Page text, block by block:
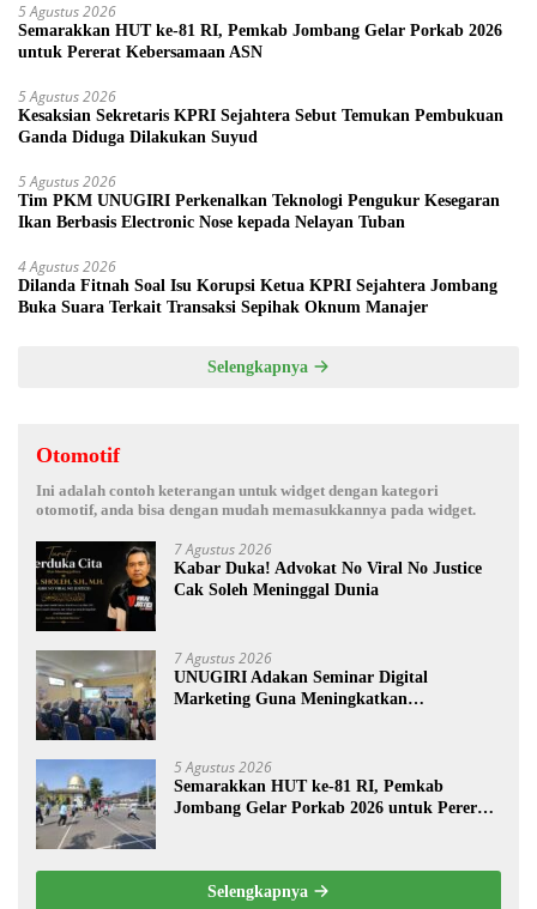
5 Agustus 2026
Semarakkan HUT ke-81 RI, Pemkab Jombang Gelar Porkab 2026
untuk Pererat Kebersamaan ASN
5 Agustus 2026
Kesaksian Sekretaris KPRI Sejahtera Sebut Temukan Pembukuan
Ganda Diduga Dilakukan Suyud
5 Agustus 2026
Tim PKM UNUGIRI Perkenalkan Teknologi Pengukur Kesegaran
Ikan Berbasis Electronic Nose kepada Nelayan Tuban
4 Agustus 2026
Dilanda Fitnah Soal Isu Korupsi Ketua KPRI Sejahtera Jombang
Buka Suara Terkait Transaksi Sepihak Oknum Manajer
Selengkapnya
Otomotif
Ini adalah contoh keterangan untuk widget dengan kategori
otomotif, anda bisa dengan mudah memasukkannya pada widget.
7 Agustus 2026
Kabar Duka! Advokat No Viral No Justice
Cak Soleh Meninggal Dunia
7 Agustus 2026
UNUGIRI Adakan Seminar Digital
Marketing Guna Meningkatkan
5 Agustus 2026
Semarakkan HUT ke-81 RI, Pemkab
Jombang Gelar Porkab 2026 untuk Pererat
Selengkapnya